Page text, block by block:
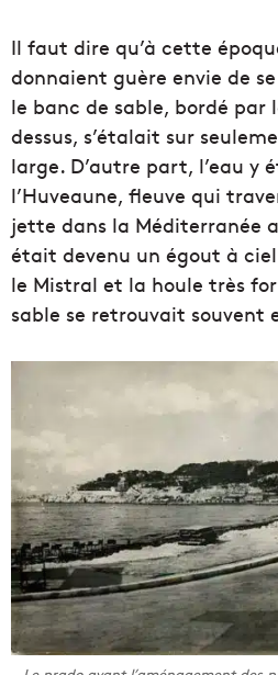
Il faut dire qu’à cette
donnaient guère envie de
le banc de sable, bordé
dessus, s’étalait sur
large. D’autre part, l’eau y
l’Huveaune, fleuve qui
jette dans la Méditerranée
était devenu un égout à
le Mistral et la houle très
sable se retrouvait souvent